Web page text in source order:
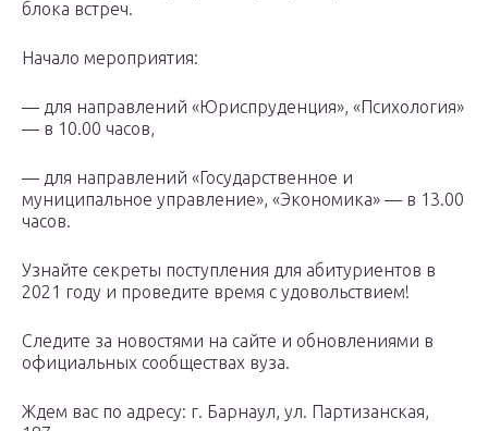
блока встреч.
Начало мероприятия:
— для направлений «Юриспруденция», «Психология»
— в 10.00 часов,
— для направлений «Государственное и
муниципальное управление», «Экономика» — в 13.00
часов.
Узнайте секреты поступления для абитуриентов в
2021 году и проведите время с удовольствием!
Следите за новостями на сайте и обновлениями в
официальных сообществах вуза.
Ждем вас по адресу: г. Барнаул, ул. Партизанская,